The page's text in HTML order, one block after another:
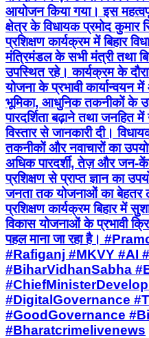
आयोजन किया गया। इस
क्षेत्र के विधायक प्रमोद कुमार
प्रशिक्षण कार्यक्रम में बिहार
मंत्रिमंडल के सभी मंत्री तथा
उपस्थित रहे। कार्यक्रम के
योजना के प्रभावी
भूमिका, आधुनिक तकनीकों के
पारदर्शिता बढ़ाने तथा जनहित
विस्तार से जानकारी दी।
तकनीकों और नवाचारों का
अधिक पारदर्शी, तेज़ और जन-
प्रशिक्षण से प्राप्त ज्ञान का
जनता तक योजनाओं का बेहतर
प्रशिक्षण कार्यक्रम बिहार में
विकास योजनाओं के प्रभावी
पहल माना जा रहा है।
#Rafiganj #MKVY #AI
#BiharVidhanSabha
#DigitalGovernance
#GoodGovernance
#Bharatcrimelivenews